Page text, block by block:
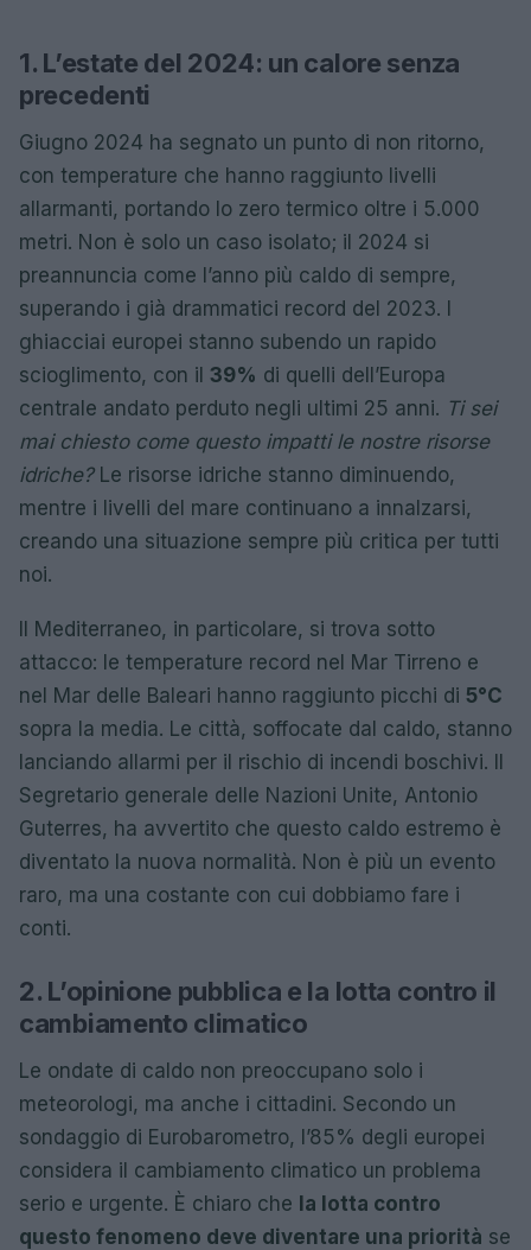
1. L’estate del 2024: un calore senza
precedenti
Giugno 2024 ha segnato un punto di non ritorno,
con temperature che hanno raggiunto livelli
allarmanti, portando lo zero termico oltre i 5.000
metri. Non è solo un caso isolato; il 2024 si
preannuncia come l’anno più caldo di sempre,
superando i già drammatici record del 2023. I
ghiacciai europei stanno subendo un rapido
scioglimento, con il 39% di quelli dell’Europa
centrale andato perduto negli ultimi 25 anni. Ti sei
mai chiesto come questo impatti le nostre risorse
idriche?Le risorse idriche stanno diminuendo,
mentre i livelli del mare continuano a innalzarsi,
creando una situazione sempre più critica per tutti
noi.
Il Mediterraneo, in particolare, si trova sotto
attacco: le temperature record nel Mar Tirreno e
nel Mar delle Baleari hanno raggiunto picchi di 5°C
sopra la media. Le città, soffocate dal caldo, stanno
lanciando allarmi per il rischio di incendi boschivi. Il
Segretario generale delle Nazioni Unite, Antonio
Guterres, ha avvertito che questo caldo estremo è
diventato la nuova normalità. Non è più un evento
raro, ma una costante con cui dobbiamo fare i
conti.
2. L’opinione pubblica e la lotta contro il
cambiamento climatico
Le ondate di caldo non preoccupano solo i
meteorologi, ma anche i cittadini. Secondo un
sondaggio di Eurobarometro, l’85% degli europei
considera il cambiamento climatico un problema
serio e urgente. È chiaro che la lotta contro
questo fenomeno deve diventare una priorità se